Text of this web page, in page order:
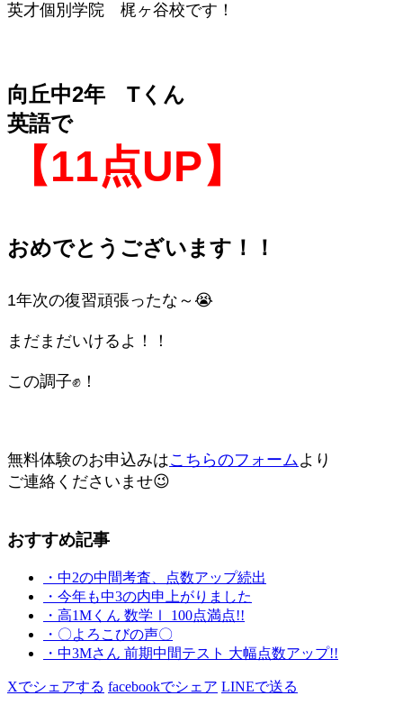
英才個別学院 梶ヶ谷校です！
向丘中2年 Tくん
英語で
【11点UP】
おめでとうございます！！
1年次の復習頑張ったな～😭
まだまだいけるよ！！
この調子✊！
無料体験のお申込みはこちらのフォームより
ご連絡くださいませ😉
おすすめ記事
・中2の中間考査、点数アップ続出
・今年も中3の内申上がりました
・高1Mくん 数学Ⅰ 100点満点!!
・〇よろこびの声〇
・中3Mさん 前期中間テスト 大幅点数アップ!!
Xでシェアする facebookでシェア LINEで送る